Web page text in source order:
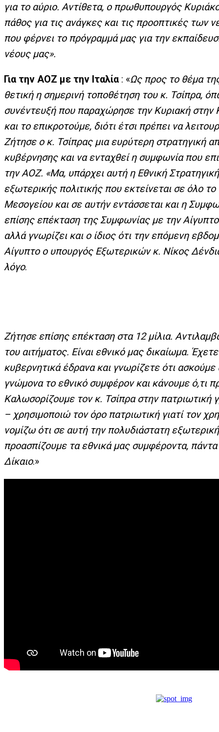
για το αύριο. Αντίθετα, ο πρωθυπουργός
πάθος για τις ανάγκες και τις προοπτικές των
που φέρνει το πρόγραμμά μας για την
νέους μας».
Για την ΑΟΖ με την Ιταλία : «Ως προς το θέμα
θετική η σημερινή τοποθέτηση του κ. Τσίπρα,
συνέντευξή που παραχώρησε την Κυριακή στην
και το επικροτούμε, διότι έτσι πρέπει να
Ζήτησε ο κ. Τσίπρας μια ευρύτερη στρατηγική
κυβέρνησης και να ενταχθεί η συμφωνία που
την ΑΟΖ. «Μα, υπάρχει αυτή η Εθνική
εξωτερικής πολιτικής που εκτείνεται σε όλο
Μεσογείου και σε αυτήν εντάσσεται και η
επίσης επέκταση της Συμφωνίας με την
αλλά γνωρίζει και ο ίδιος ότι την επόμενη
Αίγυπτο ο υπουργός Εξωτερικών κ. Νίκος
λόγο.
Ζήτησε επίσης επέκταση στα 12 μίλια.
του αιτήματος. Είναι εθνικό μας δικαίωμα.
κυβερνητικά έδρανα και γνωρίζετε ότι
γνώμονα το εθνικό συμφέρον και κάνουμε ό,τι
Καλωσορίζουμε τον κ. Τσίπρα στην πατριωτική
– χρησιμοποιώ τον όρο πατριωτική γιατί τον
νομίζω ότι σε αυτή την πολυδιάστατη εξωτερική
προασπίζουμε τα εθνικά μας συμφέροντα,
Δίκαιο.»